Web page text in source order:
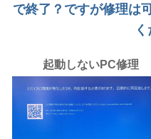
で終了？ですが修理は
起動しないPC修理